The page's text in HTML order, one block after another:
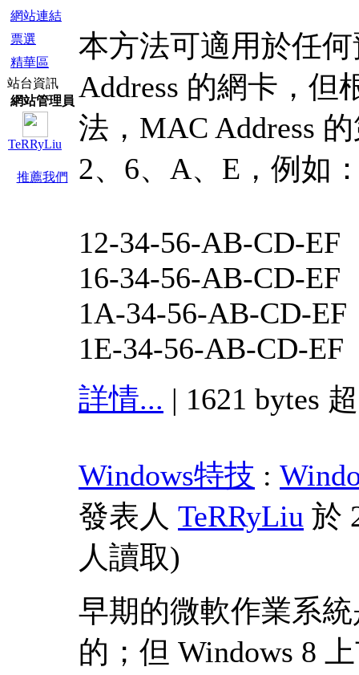
網站連結
票選
精華區
站台資訊
網站管理員
TeRRyLiu
推薦我們
本方法可適用於任
Address 的網卡，但
法，MAC Address
2、6、A、E，例如
12-34-56-AB-CD-EF
16-34-56-AB-CD-EF
1A-34-56-AB-CD-EF
1E-34-56-AB-CD-EF
詳情... | 1621 bytes
Windows特技 :
發表人 TeRRyLiu 於
人讀取)
早期的微軟作業系
的；但 Windows 8